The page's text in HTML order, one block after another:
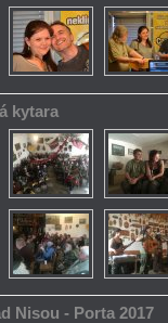
kytara
Nisou - Porta 2017